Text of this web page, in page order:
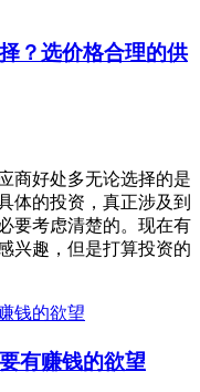
？选价格合理的供
商好处多无论选择的是
体的投资，真正涉及到
要考虑清楚的。现在有
兴趣，但是打算投资的
有赚钱的欲望